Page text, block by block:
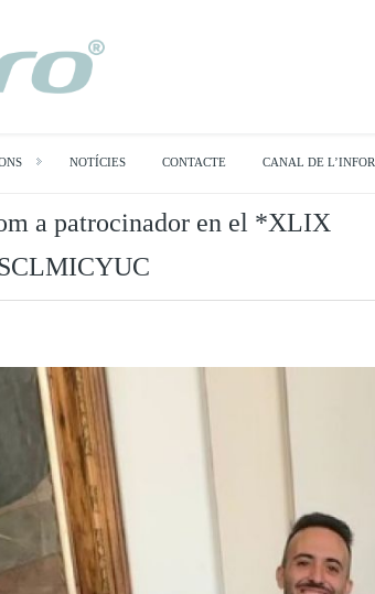
NOTÍCIES CONTACTE CANAL DE
a patrocinador en el *XLIX